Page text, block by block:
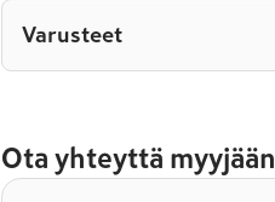
Varusteet
Ota yhteyttä myyjään